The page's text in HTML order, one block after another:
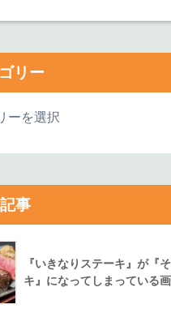
リー
事
『いきなりステーキ』が『
キ』になってしまっている